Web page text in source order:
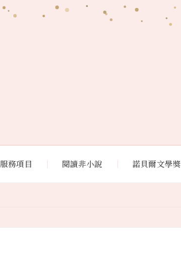
服務項目 閱讀非小說 諾貝爾文學獎